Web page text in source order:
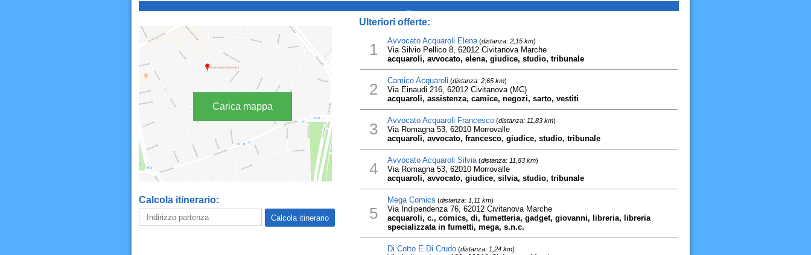
Carica mappa
Calcola itinerario:
Ulteriori offerte:
1 Avvocato Acquaroli Elena(distanza: 2,15 km)
Via Silvio Pellico 8, 62012 Civitanova Marche
acquaroli, avvocato, elena, giudice, studio, tribunale
2 Camice Acquaroli (distanza: 2,65 km)
Via Einaudi 216, 62012 Civitanova (MC)
acquaroli, assistenza, camice, negozi, sarto, vestiti
3 Avvocato Acquaroli Francesco(distanza: 11,83 km)
Via Romagna 53, 62010 Morrovalle
acquaroli, avvocato, francesco, giudice, studio, tribunale
4 Avvocato Acquaroli Silvia(distanza: 11,83 km)
Via Romagna 53, 62010 Morrovalle
acquaroli, avvocato, giudice, silvia, studio, tribunale
5
Mega Comics (distanza: 1,11 km)
Via Indipendenza 76, 62012 Civitanova Marche
acquaroli, c., comics, di, fumetteria, gadget, giovanni, libreria, libreria
specializzata in fumetti, mega, s.n.c.
Di Cotto E Di Crudo(distanza: 1,24 km)